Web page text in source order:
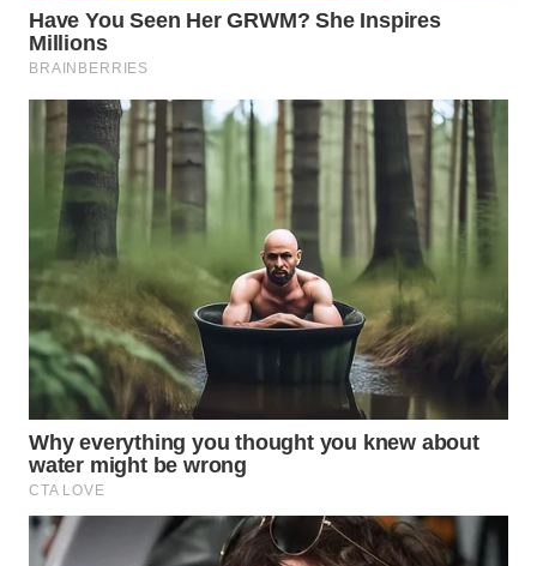
LIKUPANG
WN
LABUANBAJO
WN
BORNEO
Media
Group
WAHANA
NEWS
WAHANA
TANI
WAHANA
ADVOKAT